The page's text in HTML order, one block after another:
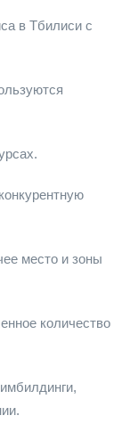
в Тбилиси с
место и зоны
количество